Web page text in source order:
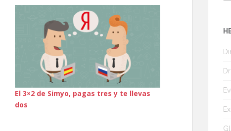
El 3×2 de Simyo, pagas tres y te llevas
dos